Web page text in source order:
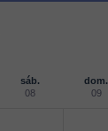
sáb.
08
dom.
09